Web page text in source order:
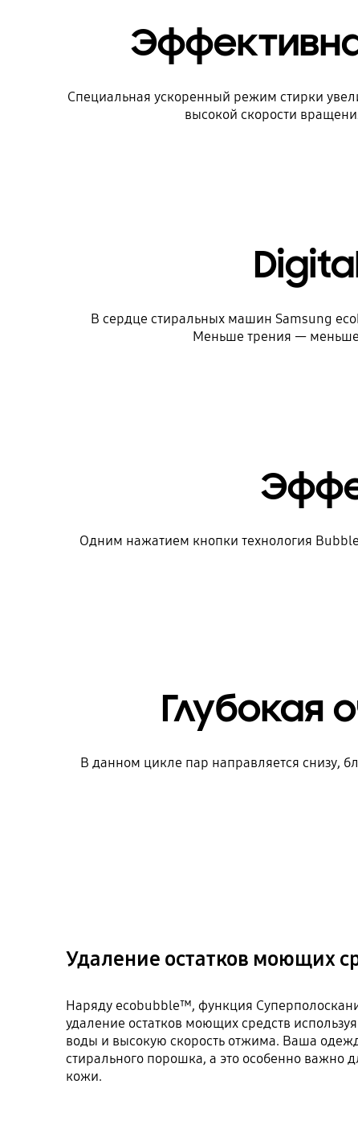
Специальная ускоренный режим стирки
высокой скорости
В сердце стиральных машин Samsung
Меньше трения — меньше
Одним нажатием кнопки технология
Глубокая
В данном цикле пар направляется снизу,
Удаление остатков моющих
Наряду ecobubble™, функция
удаление остатков моющих средств
воды и высокую скорость отжима. Ваша
стирального порошка, а это особенно важно
кожи.